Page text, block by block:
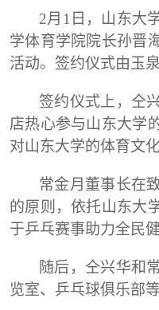
2月1日，山东大
学体育学院院长孙晋
活动。 签约仪式由玉
签约仪式上，仝
店热心参与山东大学
对山东大学的体育文
常金月董事长在
的原则，依托山东大
于乒乓赛事助力全民
随后，仝兴华和
览室、乒乓球俱乐部